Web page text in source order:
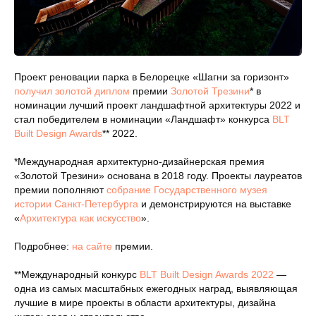
Проект реновации парка в Белорецке «Шагни за горизонт»
получил золотой диплом премии Золотой Трезини* в
номинации лучший проект ландшафтной архитектуры 2022 и
стал победителем в номинации «Ландшафт» конкурса BLT
Built Design Awards** 2022.
*Международная архитектурно-дизайнерская премия
«Золотой Трезини» основана в 2018 году. Проекты лауреатов
премии пополняютсобрание Государственного музея
истории Санкт-Петербурга и демонстрируются на выставке
«Архитектура как искусство».
Подробнее: на сайте премии.
**Международный конкурс BLT Built Design Awards 2022 —
одна из самых масштабных ежегодных наград, выявляющая
лучшие в мире проекты в области архитектуры, дизайна